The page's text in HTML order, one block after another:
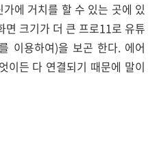
에 거치를 할 수 있는 곳에 있
크기가 더 큰 프로11로 유튜
이용하여)을 보곤 한다. 에어
이든 다 연결되기 때문에 말이